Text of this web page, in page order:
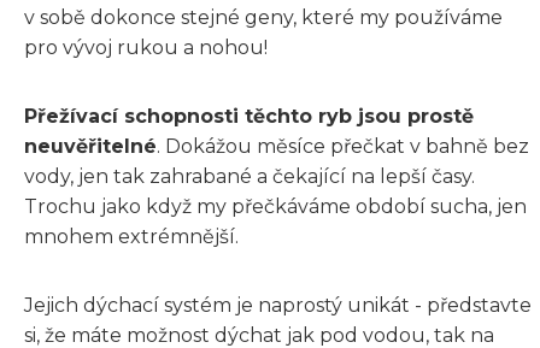
v sobě dokonce stejné geny, které my používáme
pro vývoj rukou a nohou!
Přežívací schopnosti těchto ryb jsou prostě
neuvěřitelné. Dokážou měsíce přečkat v bahně bez
vody, jen tak zahrabané a čekající na lepší časy.
Trochu jako když my přečkáváme období sucha, jen
mnohem extrémnější.
Jejich dýchací systém je naprostý unikát - představte
si, že máte možnost dýchat jak pod vodou, tak na